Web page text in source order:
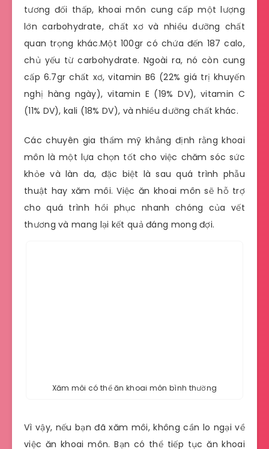
tương đối thấp, khoai môn cung cấp một lượng
lớn carbohydrate, chất xơ và nhiều dưỡng chất
quan trọng khác.Một 100gr có chứa đến 187 calo,
chủ yếu từ carbohydrate. Ngoài ra, nó còn cung
cấp 6.7gr chất xơ, vitamin B6 (22% giá trị khuyến
nghị hàng ngày), vitamin E (19% DV), vitamin C
(11% DV), kali (18% DV), và nhiều dưỡng chất khác.
Các chuyên gia thẩm mỹ khẳng định rằng khoai
môn là một lựa chọn tốt cho việc chăm sóc sức
khỏe và làn da, đặc biệt là sau quá trình phẫu
thuật hay xăm môi. Việc ăn khoai môn sẽ hỗ trợ
cho quá trình hồi phục nhanh chóng của vết
thương và mang lại kết quả đáng mong đợi.
Xăm môi có thể ăn khoai môn bình thường
Vì vậy, nếu bạn đã xăm môi, không cần lo ngại về
việc ăn khoai môn. Bạn có thể tiếp tục ăn khoai